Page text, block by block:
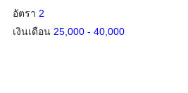
อัตรา 2
เงินเดือน 25,000 - 40,000